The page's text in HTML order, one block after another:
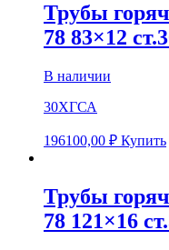
Трубы
78 83×12
В наличии
30ХГСА
196100,00 ₽ Купить
Трубы
78 121×16